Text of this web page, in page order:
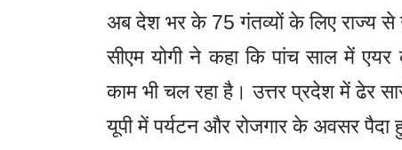
अब देश भर के 75 गंतव्यों के लिए राज्य से
सीएम योगी ने कहा कि पांच साल में
काम भी चल रहा है। उत्तर प्रदेश में ढेर
यूपी में पर्यटन और रोजगार के अवसर पैदा